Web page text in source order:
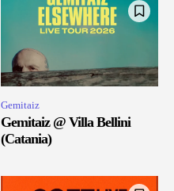
Gemitaiz
Gemitaiz @ Villa Bellini
(Catania)